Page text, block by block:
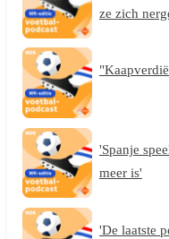
ze zich
'Spanje
meer is'
'De laatste